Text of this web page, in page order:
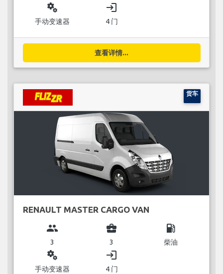
miscellaneous_services
手动变速器
login
4 门
查看详情...
货车
RENAULT MASTER CARGO VAN
group
3
business_center
3
local_gas_station
柴油
miscellaneous_services
手动变速器
login
4 门